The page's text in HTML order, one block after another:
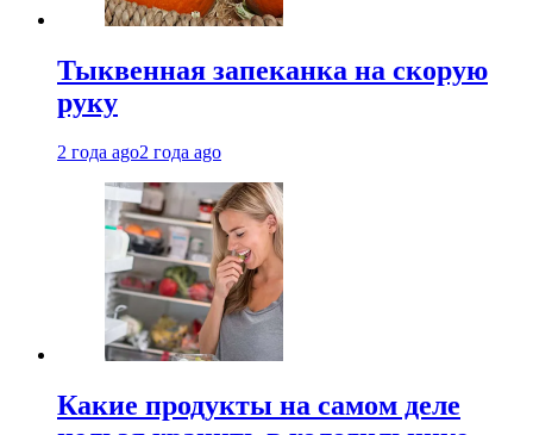
Тыквенная запеканка на скорую
руку
2 года ago2 года ago
Какие продукты на самом деле